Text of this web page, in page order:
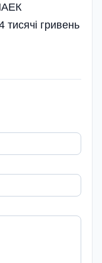
гривень